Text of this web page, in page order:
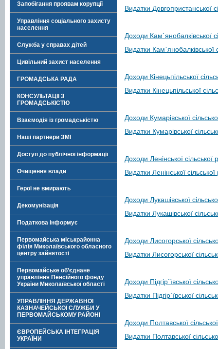
Запобігання проявам корупції
Управління соціального захисту
населення
Служба у справах дітей
Цивільний захист населення
ГРОМАДСЬКА РАДА
КОНСУЛЬТАЦІЇ З
ГРОМАДСЬКІСТЮ
Взаємодія із громадськістю
Наші партнери ЗМІ
Доступ до публічної інформації
Очищення влади
Герої не вмирають
Декомунізація
Податкова інформує
Первомайська міськрайонна
філія Миколаївського обласного
центру зайнятості
Первомайське об’єднане
управління Пенсійного фонду
України Миколаївської області
УПРАВЛІННЯ ДЕРЖАВНОЇ
КАЗНАЧЕЙСЬКОЇ СЛУЖБИ У
ПЕРВОМАЙСЬКОМУ РАЙОНІ
ЄВРОПЕЙСЬКА ІНТЕГРАЦІЯ
УКРАЇНИ
Видатки Довгопристанської
Доходи Кам`янобалківської
Видатки Кам`янобалківської
Доходи Кінецьпільської
Видатки Кінецьпільської
Доходи Кумарівської
Видатки Кумарівської
Доходи Ленінської сільської
Видатки Ленінської
Доходи Лукашівської
Видатки Лукашівської
Доходи Лисогорської
Видатки Лисогорської
Доходи Підгір`ївської
Видатки Підгір`ївської
Доходи Полтавської
Видатки Полтавської